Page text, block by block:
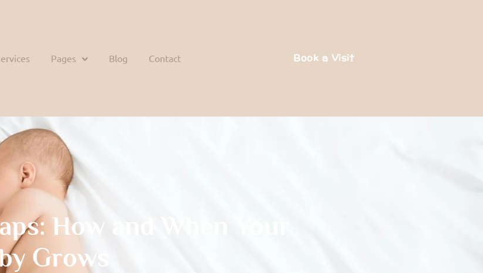
Pages Blog Contact Book a Visit
How and When Your
Grows